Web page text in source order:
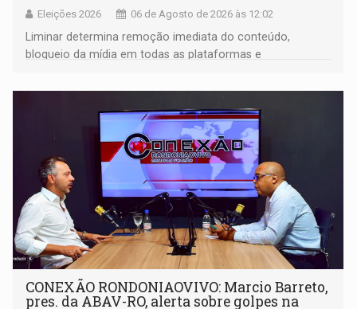
Eleições 2026 06 de Agosto de 2026 às 12:02
Liminar determina remoção imediata do conteúdo,
bloqueio da mídia em todas as plataformas e
CONEXÃO RONDONIAOVIVO: Marcio Barreto,
pres. da ABAV-RO, alerta sobre golpes na